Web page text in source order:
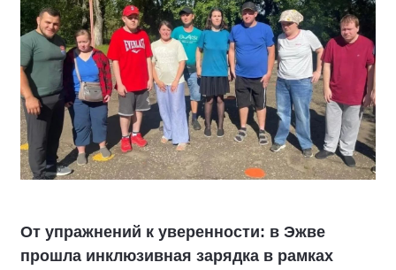
От упражнений к уверенности: в Эжве
прошла инклюзивная зарядка в рамках